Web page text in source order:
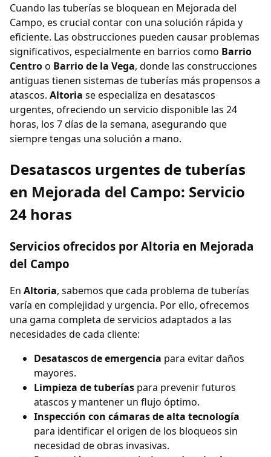
Cuando las tuberías se bloquean en Mejorada del
Campo, es crucial contar con una solución rápida y
eficiente. Las obstrucciones pueden causar problemas
significativos, especialmente en barrios como Barrio
Centroo Barrio de la Vega, donde las construcciones
antiguas tienen sistemas de tuberías más propensos a
atascos. Altoria se especializa en desatascos
urgentes, ofreciendo un servicio disponible las 24
horas, los 7 días de la semana, asegurando que
siempre tengas una solución a mano.
Desatascos urgentes de tuberías
en Mejorada del Campo: Servicio
24 horas
Servicios ofrecidos por Altoria en Mejorada
del Campo
En Altoria, sabemos que cada problema de tuberías
varía en complejidad y urgencia. Por ello, ofrecemos
una gama completa de servicios adaptados a las
necesidades de cada cliente:
Desatascos de emergencia para evitar daños
mayores.
Limpieza de tuberías para prevenir futuros
atascos y mantener un flujo óptimo.
Inspección con cámaras de alta tecnología
para identificar el origen de los bloqueos sin
necesidad de obras invasivas.